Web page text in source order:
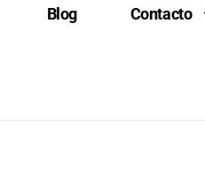
Blog Contacto